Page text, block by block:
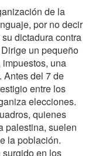
de la
por no decir
dictadura contra
un pequeño
una
Antes del 7 de
entre los
elecciones.
quienes
palestina, suelen
la población.
en los